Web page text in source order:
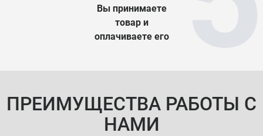
Вы принимаете
товар и
оплачиваете его
ПРЕИМУЩЕСТВА РАБОТЫ С
НАМИ